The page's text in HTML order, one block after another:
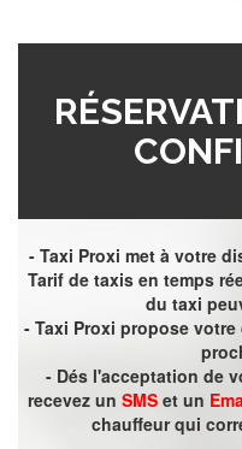
- Taxi Proxi met à votre
Tarif de taxis en temps
du taxi
- Taxi Proxi propose
- Dés l'acceptation de
recevez un SMSet un
chauffeur qui